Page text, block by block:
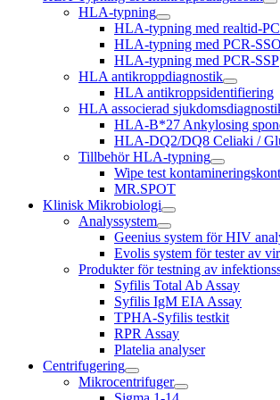
HLA-typning
HLA-typning med realtid-
HLA-typning med PCR-SSO
HLA-typning med PCR-SSP
HLA antikroppdiagnostik
HLA antikroppsidentifiering
HLA associerad
HLA-B*27 Ankylosing
HLA-DQ2/DQ8 Celiaki /
Tillbehör HLA-typning
Wipe test
MR.SPOT
Klinisk Mikrobiologi
Analyssystem
Geenius system för HIV
Evolis system för tester av
Produkter för testning av
Syfilis Total Ab Assay
Syfilis IgM EIA Assay
TPHA-Syfilis testkit
RPR Assay
Platelia analyser
Centrifugering
Mikrocentrifuger